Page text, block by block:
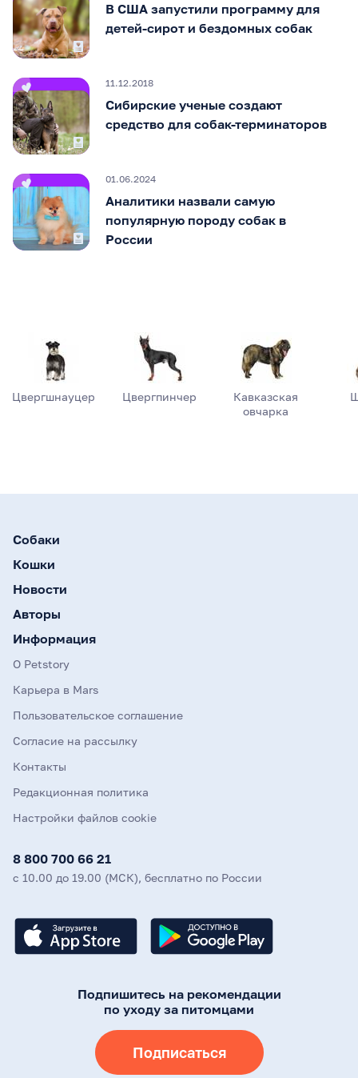
В США запустили программу для
детей-сирот и бездомных собак
11.12.2018
Сибирские ученые создают
средство для собак-терминаторов
01.06.2024
Аналитики назвали самую
популярную породу собак в
России
Цвергшнауцер Цвергпинчер
Кавказская
овчарка
Собаки
Кошки
Новости
Авторы
Информация
О Petstory
Карьера в Mars
Пользовательское соглашение
Согласие на рассылку
Контакты
Редакционная политика
Настройки файлов cookie
8 800 700 66 21
с 10.00 до 19.00 (МСК), бесплатно по России
Подпишитесь на рекомендации
по уходу за питомцами
Подписаться